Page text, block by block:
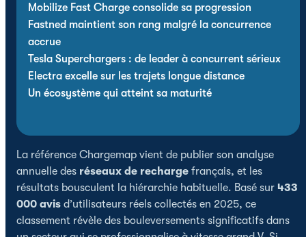
Mobilize Fast Charge consolide sa progression
Fastned maintient son rang malgré la concurrence
accrue
Tesla Superchargers : de leader à concurrent sérieux
Electra excelle sur les trajets longue distance
Un écosystème qui atteint sa maturité
La référence Chargemap vient de publier son analyse
annuelle des réseaux de recharge français, et les
résultats bousculent la hiérarchie habituelle. Basé sur 433
000 avis d’utilisateurs réels collectés en 2025, ce
classement révèle des bouleversements significatifs dans